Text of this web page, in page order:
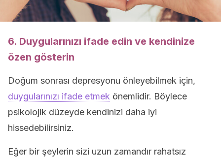
6. Duygularınızı ifade edin ve kendinize
özen gösterin
Doğum sonrası depresyonu önleyebilmek için,
duygularınızı ifade etmek önemlidir. Böylece
psikolojik düzeyde kendinizi daha iyi
hissedebilirsiniz.
Eğer bir şeylerin sizi uzun zamandır rahatsız